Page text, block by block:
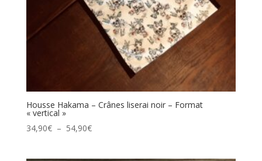
Housse Hakama – Crânes liserai noir – Format
« vertical »
34,90€ – 54,90€Plage